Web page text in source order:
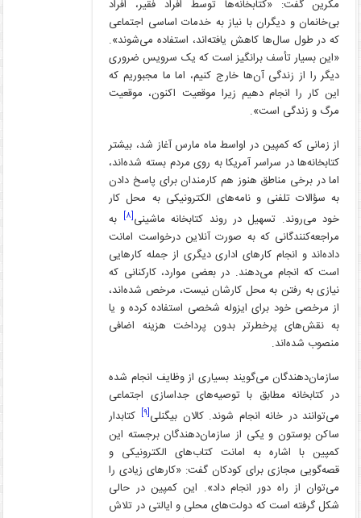
مکرین گفت: «کتابخانه‌ها توسط افراد فقیر، افراد
بی‌خانمان و دیگران با نیاز به خدمات اساسی اجتماعی
که در طول سال‌ها کاهش یافته‌اند، استفاده می‌شوند».
«این بسیار تأسف برانگیز است که یک سرویس ضروری
دیگر را از زندگی آن‌ها خارج کنیم، اما ما مجبوریم که
این کار را انجام دهیم زیرا موقعیت اکنون، موقعیت
مرگ و زندگی است».
از زمانی که کمپین در اواسط ماه مارس آغاز شد، بیشتر
کتابخانه‌ها در سراسر آمریکا به روی مردم بسته شده‌اند،
اما در برخی مناطق هنوز هم کارمندان برای پاسخ دادن
به ‌سؤالات تلفنی و نامه‌های الکترونیکی به محل کار
خود می‌روند. تسهیل در روند کتابخانه ماشینی[۸]
به
مراجعه‌کنندگانی که به صورت آنلاین درخواست امانت
داده‌اند و انجام کارهای اداری دیگری از جمله کارهایی
است که انجام می‌دهند. در بعضی موارد، کارکنانی که
نیازی به رفتن به محل کارشان نیست، مرخص شده‌اند،
از مرخصی خود برای ایزوله شخصی استفاده کرده و یا
به نقش‌های پرخطرتر بدون پرداخت هزینه اضافی
منصوب شده‌اند.
سازمان‌دهندگان می‌گویند بسیاری از وظایف انجام شده
در کتابخانه مطابق با توصیه‌های جداسازی اجتماعی
می‌توانند در خانه انجام شوند. کالان بیگنلی[۹]
کتابدار
ساکن بوستون و یکی از سازمان‌دهندگان برجسته این
کمپین با اشاره به امانت کتاب‌های الکترونیکی و
قصه‌گویی مجازی برای کودکان گفت: «کارهای زیادی را
می‌توان از راه دور انجام داد». این کمپین در حالی
شکل گرفته است که دولت‌های محلی و ایالتی در تلاش